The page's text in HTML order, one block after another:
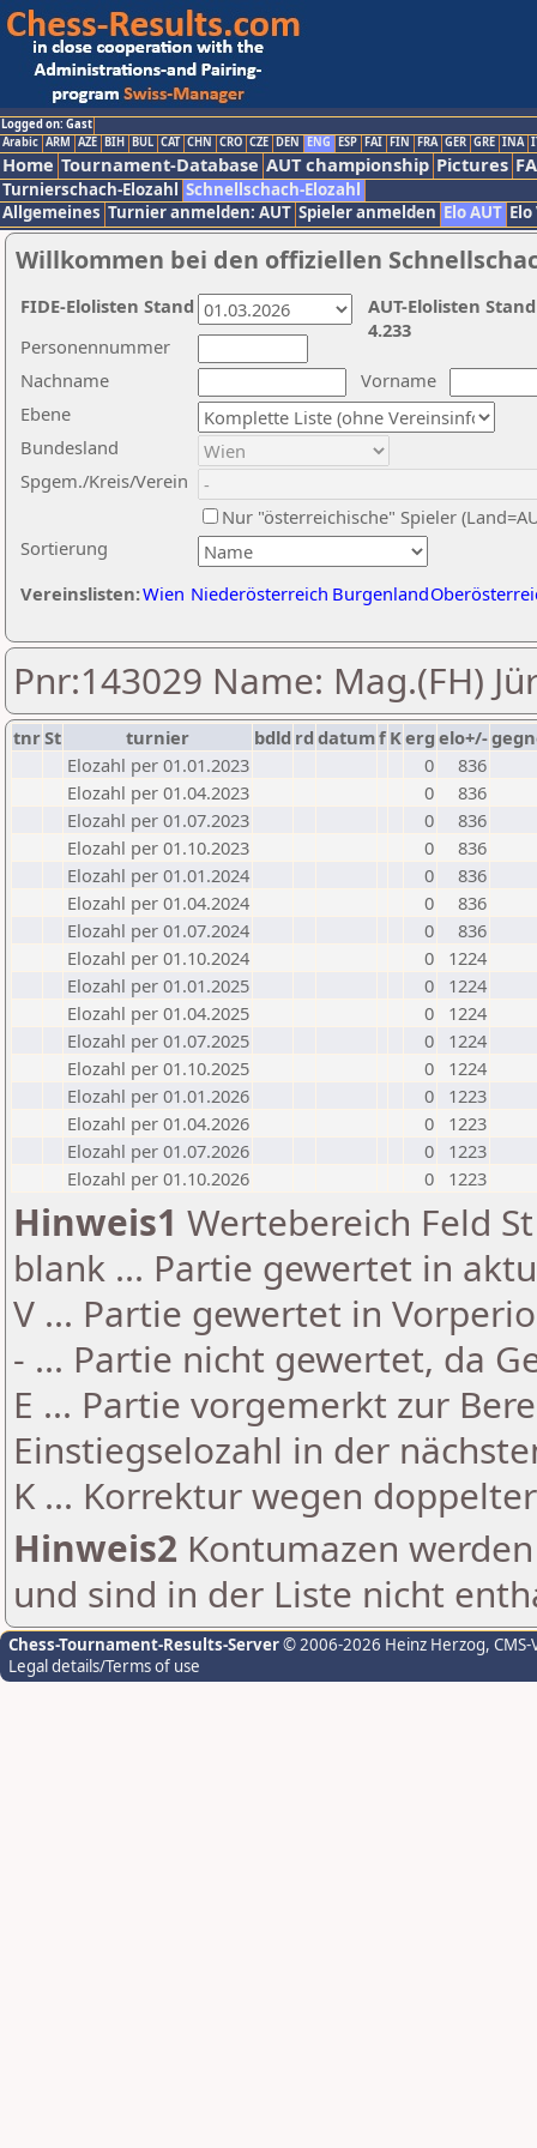
Logged on: Gast
Arabic ARM AZE BIH BUL CAT CHN CRO CZE DEN ENG ESP FAI FIN FRA GER GRE INA
Home Tournament-Database AUT championship Pictures
Turnierschach-Elozahl Schnellschach-Elozahl
Allgemeines Turnier anmelden: AUT Spieler anmelden Elo AUT
Willkommen bei den offiziellen
Nachname
Vorname
Ebene
Sortierung
Personennummer
Bundesland
Spgem./Kreis/Verein
Nur "österreichische" Spieler
Vereinslisten:Wien Niederösterreich Burgenland
AUT-Elolisten
4.233
FIDE-Elolisten Stand
Pnr:143029 Name: Mag.(FH)
tnrSt turnier bdld rd datumf Kerg elo+/-
Elozahl per 01.01.2023
0
836
Elozahl per 01.04.2023
0
836
Elozahl per 01.07.2023
0
836
Elozahl per 01.10.2023
0
836
Elozahl per 01.01.2024
0
836
Elozahl per 01.04.2024
0
836
Elozahl per 01.07.2024
0
836
Elozahl per 01.10.2024
0
1224
Elozahl per 01.01.2025
0
1224
Elozahl per 01.04.2025
0
1224
Elozahl per 01.07.2025
0
1224
Elozahl per 01.10.2025
0
1224
Elozahl per 01.01.2026
0
1223
Elozahl per 01.04.2026
0
1223
Elozahl per 01.07.2026
0
1223
Elozahl per 01.10.2026
0 1223
Hinweis1 Wertebereich Feld
blank ... Partie gewertet in
V ... Partie gewertet in
- ... Partie nicht gewertet, da
E ... Partie vorgemerkt zur
Einstiegselozahl in der
K ... Korrektur wegen
Hinweis2 Kontumazen
und sind in der Liste nicht
Chess-Tournament-Results-Server© 2006-2026 Heinz Herzog,
Legal details/Terms of use